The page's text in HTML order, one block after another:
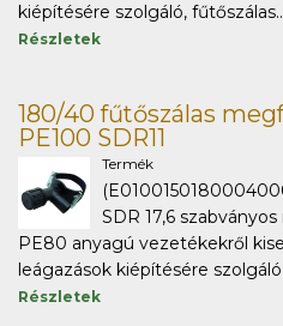
kiépítésére szolgáló,
Részletek
180/40 fűtőszálas
PE100 SDR11
Termék
SDR 17,6
PE80 anyagú vezetékekről
leágazások kiépítésére
Részletek